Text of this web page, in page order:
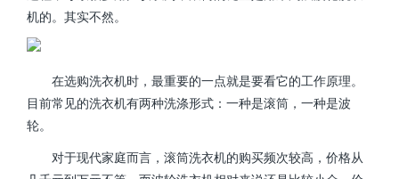
机的。其实不然。
在选购洗衣机时，最重要的一点就是要看它的工作原理。
目前常见的洗衣机有两种洗涤形式：一种是滚筒，一种是波
轮。
对于现代家庭而言，滚筒洗衣机的购买频次较高，价格从